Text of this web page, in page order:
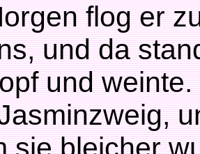
flog er
und da
und